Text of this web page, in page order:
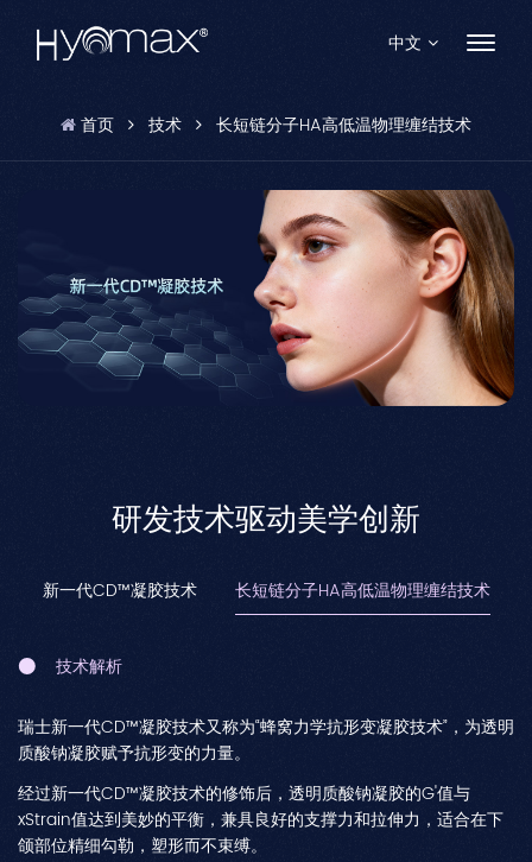
中文
Français
Español
Pусский
Português
中文
首页 技术 长短链分子HA高低温物理缠结技术
研发技术驱动美学创新
新一代CD™凝胶技术 长短链分子HA高低温物理缠结技术
技术解析
瑞士新一代CD™凝胶技术又称为“蜂窝力学抗形变凝胶技术”，为透明
质酸钠凝胶赋予抗形变的力量。
经过新一代CD™凝胶技术的修饰后，透明质酸钠凝胶的G'值与
xStrain值达到美妙的平衡，兼具良好的支撑力和拉伸力，适合在下
颌部位精细勾勒，塑形而不束缚。